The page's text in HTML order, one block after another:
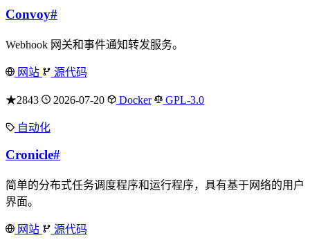
Convoy#
Webhook 网关和事件通知转发服务。
网站 源代码
★2843 2026-07-20 Docker GPL-3.0
自动化
Cronicle#
简单的分布式任务调度程序和运行程序，具有基于网络的用户
界面。
网站 源代码